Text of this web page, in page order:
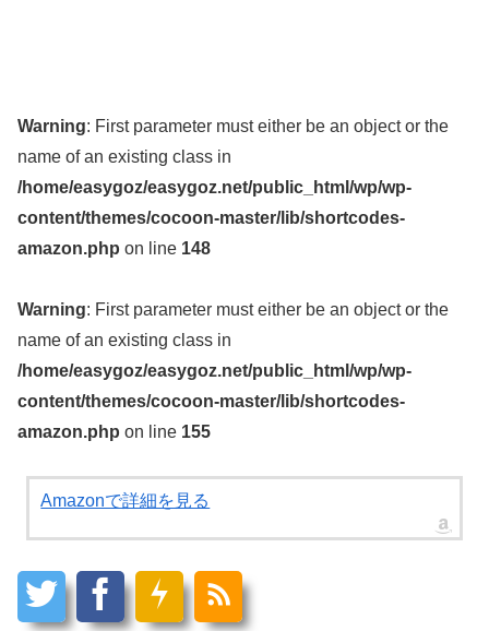
Warning: First parameter must either be an object or the
name of an existing class in
/home/easygoz/easygoz.net/public_html/wp/wp-
content/themes/cocoon-master/lib/shortcodes-
amazon.php on line 148
Warning: First parameter must either be an object or the
name of an existing class in
/home/easygoz/easygoz.net/public_html/wp/wp-
content/themes/cocoon-master/lib/shortcodes-
amazon.php on line 155
Amazonで詳細を見る